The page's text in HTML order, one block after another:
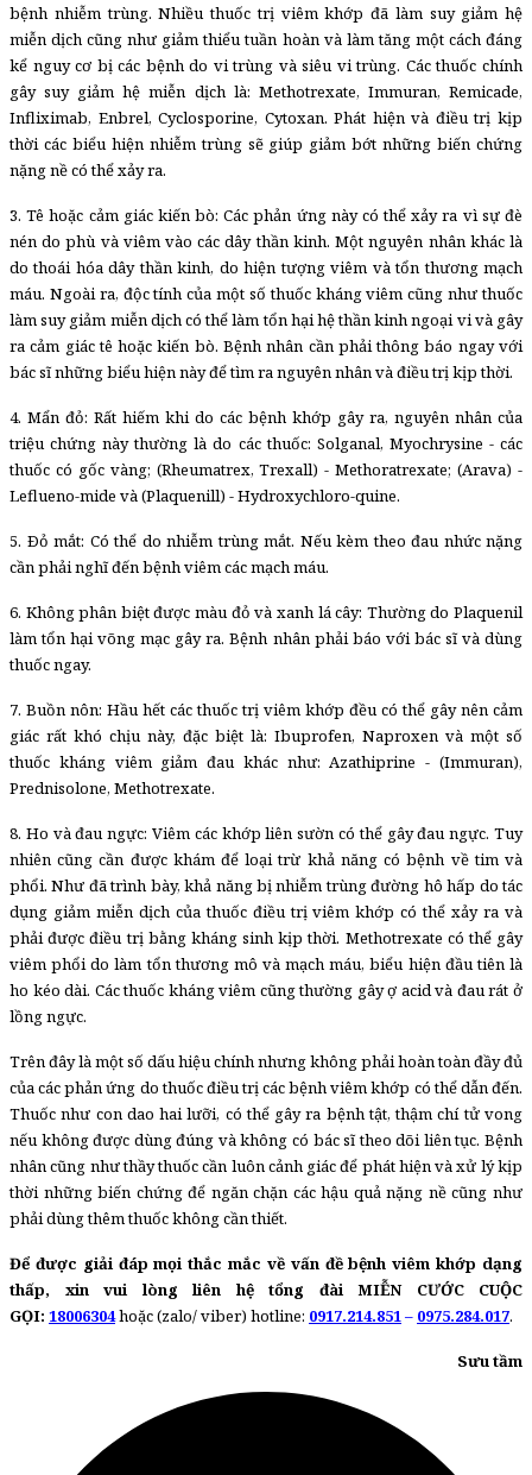
bệnh nhiễm trùng. Nhiều thuốc trị viêm khớp đã làm suy giảm hệ
miễn dịch cũng như giảm thiểu tuần hoàn và làm tăng một cách đáng
kể nguy cơ bị các bệnh do vi trùng và siêu vi trùng. Các thuốc chính
gây suy giảm hệ miễn dịch là: Methotrexate, Immuran, Remicade,
Infliximab, Enbrel, Cyclosporine, Cytoxan. Phát hiện và điều trị kịp
thời các biểu hiện nhiễm trùng sẽ giúp giảm bớt những biến chứng
nặng nề có thể xảy ra.
3. Tê hoặc cảm giác kiến bò: Các phản ứng này có thể xảy ra vì sự đè
nén do phù và viêm vào các dây thần kinh. Một nguyên nhân khác là
do thoái hóa dây thần kinh, do hiện tượng viêm và tổn thương mạch
máu. Ngoài ra, độc tính của một số thuốc kháng viêm cũng như thuốc
làm suy giảm miễn dịch có thể làm tổn hại hệ thần kinh ngoại vi và gây
ra cảm giác tê hoặc kiến bò. Bệnh nhân cần phải thông báo ngay với
bác sĩ những biểu hiện này để tìm ra nguyên nhân và điều trị kịp thời.
4. Mẩn đỏ: Rất hiếm khi do các bệnh khớp gây ra, nguyên nhân của
triệu chứng này thường là do các thuốc: Solganal, Myochrysine - các
thuốc có gốc vàng; (Rheumatrex, Trexall) - Methoratrexate; (Arava) -
Leflueno-mide và (Plaquenill) - Hydroxychloro-quine.
5. Ðỏ mắt: Có thể do nhiễm trùng mắt. Nếu kèm theo đau nhức nặng
cần phải nghĩ đến bệnh viêm các mạch máu.
6. Không phân biệt được màu đỏ và xanh lá cây: Thường do Plaquenil
làm tổn hại võng mạc gây ra. Bệnh nhân phải báo với bác sĩ và dùng
thuốc ngay.
7. Buồn nôn: Hầu hết các thuốc trị viêm khớp đều có thể gây nên cảm
giác rất khó chịu này, đặc biệt là: Ibuprofen, Naproxen và một số
thuốc kháng viêm giảm đau khác như: Azathiprine - (Immuran),
Prednisolone, Methotrexate.
8. Ho và đau ngực: Viêm các khớp liên sườn có thể gây đau ngực. Tuy
nhiên cũng cần được khám để loại trừ khả năng có bệnh về tim và
phổi. Như đã trình bày, khả năng bị nhiễm trùng đường hô hấp do tác
dụng giảm miễn dịch của thuốc điều trị viêm khớp có thể xảy ra và
phải được điều trị bằng kháng sinh kịp thời. Methotrexate có thể gây
viêm phổi do làm tổn thương mô và mạch máu, biểu hiện đầu tiên là
ho kéo dài. Các thuốc kháng viêm cũng thường gây ợ acid và đau rát ở
lồng ngực.
Trên đây là một số dấu hiệu chính nhưng không phải hoàn toàn đầy đủ
của các phản ứng do thuốc điều trị các bệnh viêm khớp có thể dẫn đến.
Thuốc như con dao hai lưỡi, có thể gây ra bệnh tật, thậm chí tử vong
nếu không được dùng đúng và không có bác sĩ theo dõi liên tục. Bệnh
nhân cũng như thầy thuốc cần luôn cảnh giác để phát hiện và xử lý kịp
thời những biến chứng để ngăn chặn các hậu quả nặng nề cũng như
phải dùng thêm thuốc không cần thiết.
Để được giải đáp mọi thắc mắc về vấn đề bệnh viêm khớp dạng
thấp, xin vui lòng liên hệ tổng đài MIỄN CƯỚC CUỘC
GỌI: 18006304hoặc (zalo/ viber) hotline: 0917.214.851– 0975.284.017.
Sưu tầm